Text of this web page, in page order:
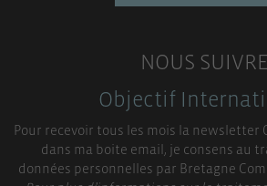
NOUS SUIVRE
Objectif
Pour recevoir tous les mois la
dans ma boite email, je consens au
données personnelles par Bretagne